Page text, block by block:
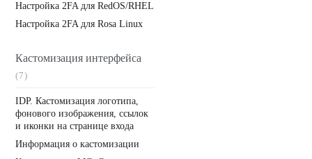
Настройка 2FA для RedOS/RHEL
Настройка 2FA для Rosa Linux
Кастомизация интерфейса
(7)
IDP. Кастомизация логотипа,
фонового изображения, ссылок
и иконки на странице входа
Информация о кастомизации